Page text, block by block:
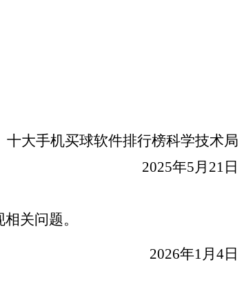
十大手机买球软件排行榜科学技术局
2025年5 月 21 日
关问题。
2026年1月4日